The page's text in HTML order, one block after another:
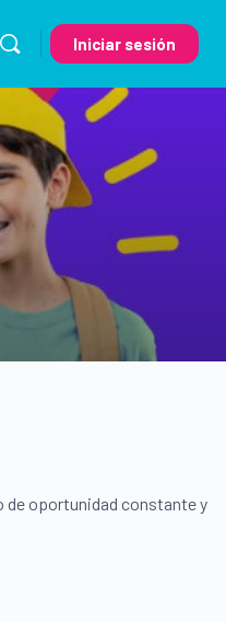
Iniciar sesión
de oportunidad constante y